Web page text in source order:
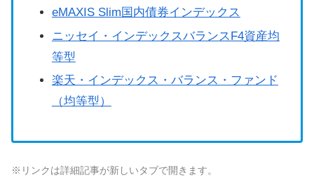
eMAXIS Slim国内債券インデックス
ニッセイ・インデックスバランスF4資産均
等型
楽天・インデックス・バランス・ファンド
（均等型）
※リンクは詳細記事が新しいタブで開きます。